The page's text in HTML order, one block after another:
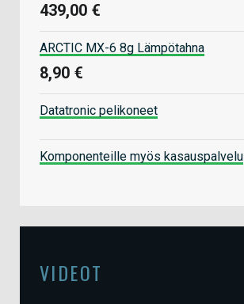
439,00 €
ARCTIC MX-6 8g Lämpötahna
8,90 €
Datatronic pelikoneet
Komponenteille myös kasauspalvelu
VIDEOT